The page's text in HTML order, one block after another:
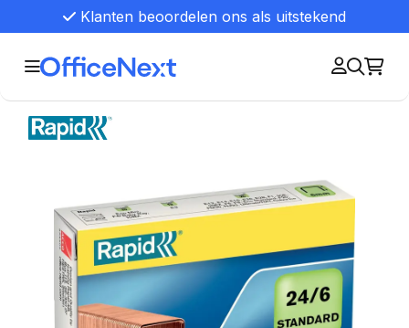
Klanten beoordelen ons als uitstekend